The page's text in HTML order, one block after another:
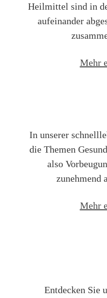
Heilmittel sind in
aufeinander
Mehr
In unserer
die Themen
also
zunehmend
Mehr
Entdecken Sie